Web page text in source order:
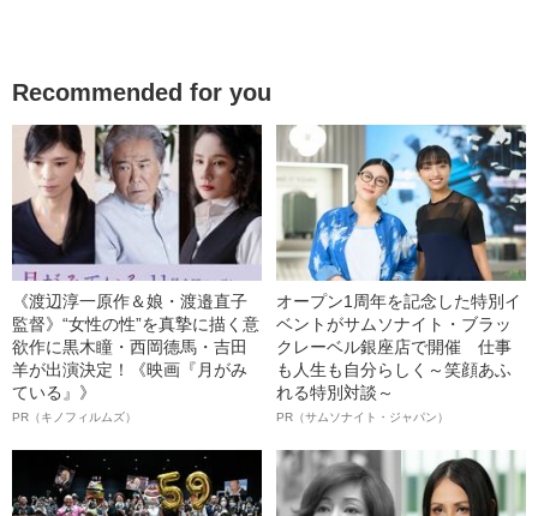
Recommended for you
《渡辺淳一原作＆娘・渡邉直子
監督》“女性の性”を真摯に描く意
欲作に黒木瞳・西岡德馬・吉田
羊が出演決定！《映画『月がみ
ている』》
PR（キノフィルムズ）
オープン1周年を記念した特別イ
ベントがサムソナイト・ブラッ
クレーベル銀座店で開催 仕事
も人生も自分らしく～笑顔あふ
れる特別対談～
PR（サムソナイト・ジャパン）